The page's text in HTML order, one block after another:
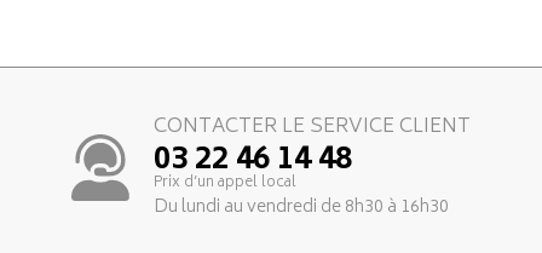
CONTACTER LE SERVICE CLIENT
03 22 46 14 48
Prix d’un appel local
Du lundi au vendredi de 8h30 à 16h30